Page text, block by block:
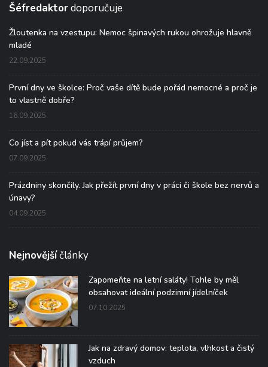
Šéfredaktordoporučuje
Žloutenka na vzestupu: Nemoc špinavých rukou ohrožuje hlavně
mladé
22.09.2025
První dny ve školce: Proč vaše dítě bude pořád nemocné a proč je
to vlastně dobře?
16.09.2025
Co jíst a pít pokud vás trápí průjem?
07.09.2025
Prázdniny skončily. Jak přežít první dny v práci či škole bez nervů a
únavy?
04.09.2025
Nejnovějšíčlánky
Zapomeňte na letní saláty! Tohle by měl
obsahovat ideální podzimní jídelníček
07.10.2025
Jak na zdravý domov: teplota, vlhkost a čistý
vzduch